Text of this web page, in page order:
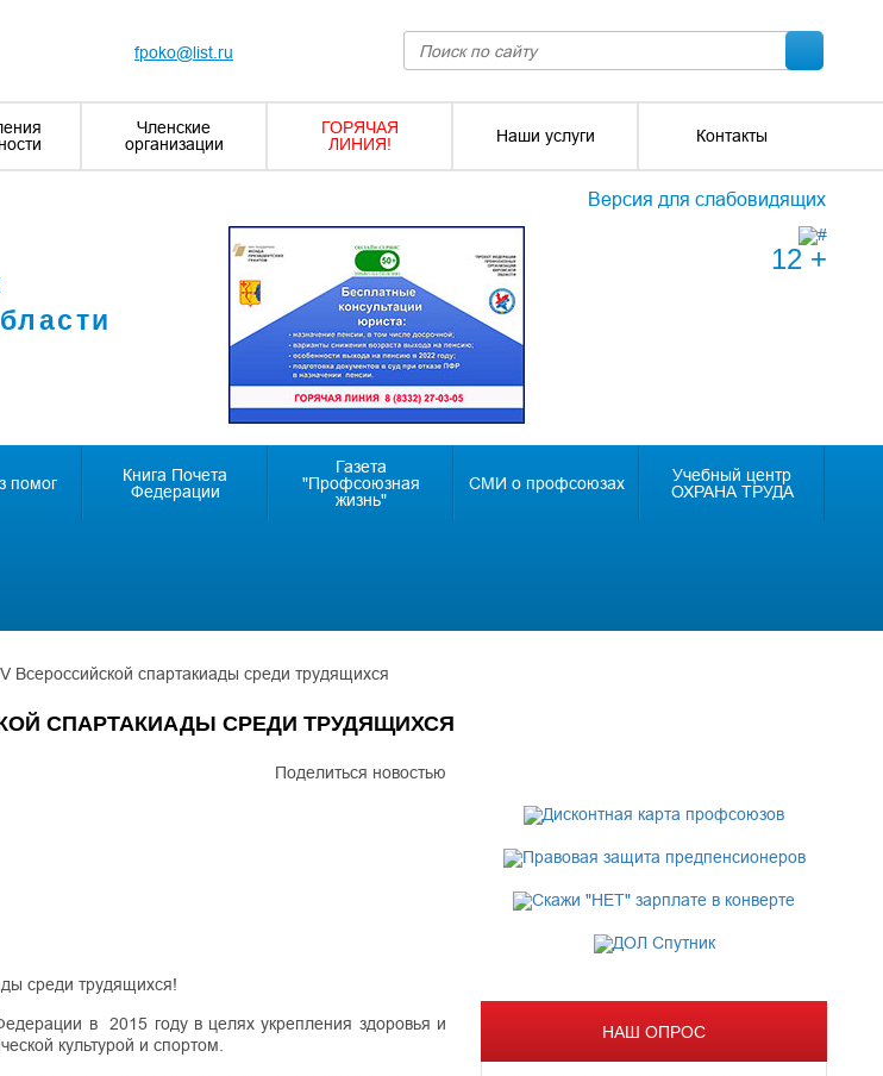
fpoko@list.ru
Членские
организации
ГОРЯЧАЯ
ЛИНИЯ!
Наши услуги Контакты
Версия для слабовидящих
12 +
помог
Книга Почета
Федерации
Газета
"Профсоюзная
жизнь"
СМИ о профсоюзах
Учебный центр
ОХРАНА ТРУДА
Всероссийской спартакиады среди трудящихся
СПАРТАКИАДЫ СРЕДИ ТРУДЯЩИХСЯ
Поделиться новостью
среди трудящихся!
в 2015 году в целях укрепления здоровья и
культурой и спортом.
НАШ ОПРОС